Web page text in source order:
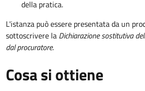
della pratica.
L'istanza può essere presentata da un
sottoscrivere la Dichiarazione sostitutiva
dal procuratore.
Cosa si ottiene